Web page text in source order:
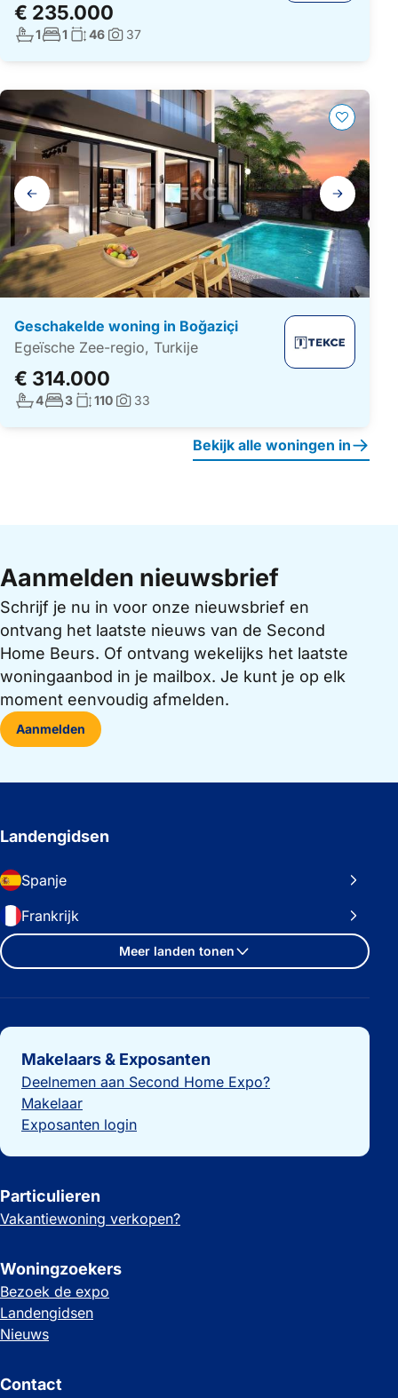
€ 235.000
Aantal badkamers:
1Aantal slaapkamers:
1 Woonoppervlakte:
46Foto's:
37
Galerij
navigatie
Geschakelde woning in Boğaziçi
Egeïsche Zee-regio, Turkije
€ 314.000
Aantal badkamers:
4Aantal slaapkamers:
3Woonoppervlakte:
110Foto's:
33
Bekijk alle woningen in
Aanmelden nieuwsbrief
Schrijf je nu in voor onze nieuwsbrief en
ontvang het laatste nieuws van de Second
Home Beurs. Of ontvang wekelijks het laatste
woningaanbod in je mailbox. Je kunt je op elk
moment eenvoudig afmelden.
Aanmelden
Landengidsen
Spanje
Frankrijk
Meer landen tonen
Belangrijke links
Makelaars & Exposanten
Deelnemen aan Second Home Expo?
Makelaar
Exposanten login
Particulieren
Vakantiewoning verkopen?
Woningzoekers
Bezoek de expo
Landengidsen
Nieuws
Contact